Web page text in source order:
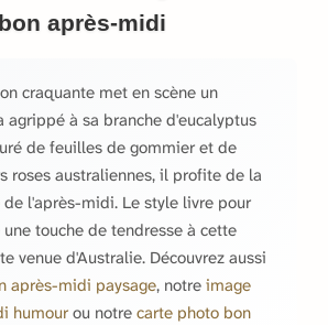
bon après-midi
craquante met en scène un
agrippé à sa branche d'eucalyptus
de feuilles de gommier et de
roses australiennes, il profite de la
l'après-midi. Le style livre pour
touche de tendresse à cette
venue d'Australie. Découvrez aussi
après-midi paysage, notre image
humour ou notre carte photo bon